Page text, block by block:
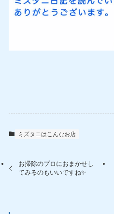
ミズタニはこんなお店
お掃除のプロにおまかせし
てみるのもいいですね✨